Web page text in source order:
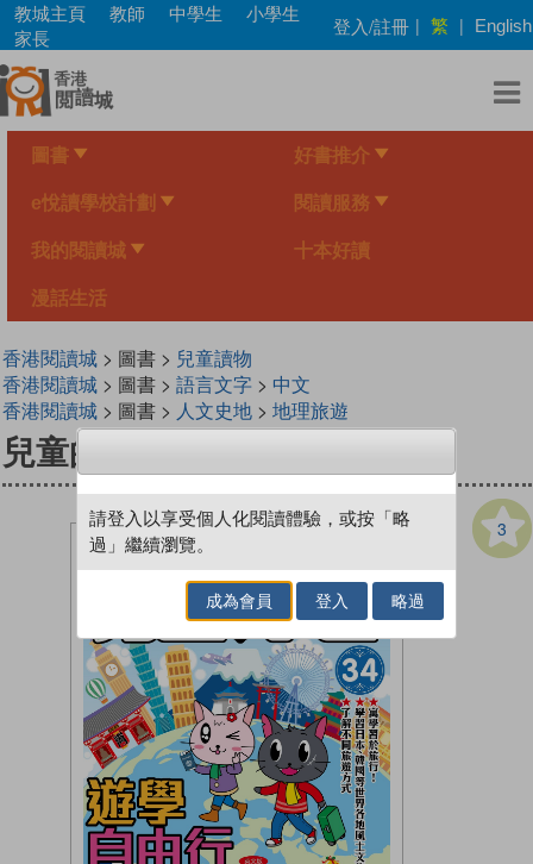
Skip
main
content
教城主頁 教師 中學生
小學生
家長
登入/註冊 | 繁 | English
圖書 好書推介
e悅讀學校計劃 閱讀服務
我的閱讀城 十本好讀
漫話生活
香港閱讀城> 圖書 > 兒童讀物
香港閱讀城> 圖書 > 語言文字> 中文
香港閱讀城> 圖書 > 人文史地> 地理旅遊
兒童的學習34 遊學自由行
3
請登入以享受個人化閱讀體驗，或按「略
過」繼續瀏覽。
成為會員 登入 略過